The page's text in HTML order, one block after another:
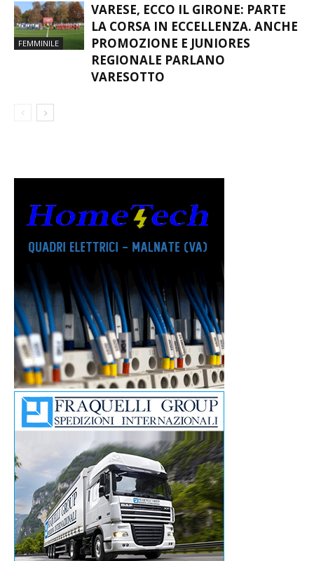
FEMMINILE
VARESE, ECCO IL GIRONE: PARTE
LA CORSA IN ECCELLENZA. ANCHE
PROMOZIONE E JUNIORES
REGIONALE PARLANO
VARESOTTO